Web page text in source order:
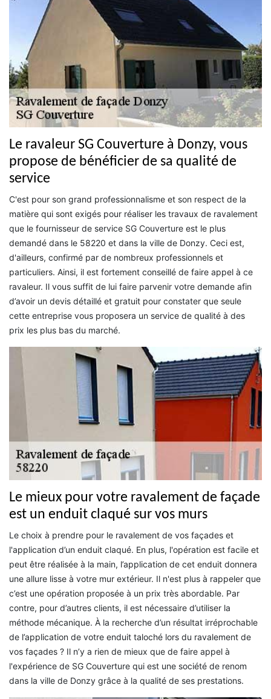
Le ravaleur SG Couverture à Donzy, vous
propose de bénéficier de sa qualité de
service
C'est pour son grand professionnalisme et son respect de la
matière qui sont exigés pour réaliser les travaux de ravalement
que le fournisseur de service SG Couverture est le plus
demandé dans le 58220 et dans la ville de Donzy. Ceci est,
d'ailleurs, confirmé par de nombreux professionnels et
particuliers. Ainsi, il est fortement conseillé de faire appel à ce
ravaleur. Il vous suffit de lui faire parvenir votre demande afin
d’avoir un devis détaillé et gratuit pour constater que seule
cette entreprise vous proposera un service de qualité à des
prix les plus bas du marché.
Le mieux pour votre ravalement de façade
est un enduit claqué sur vos murs
Le choix à prendre pour le ravalement de vos façades et
l'application d’un enduit claqué. En plus, l'opération est facile et
peut être réalisée à la main, l’application de cet enduit donnera
une allure lisse à votre mur extérieur. Il n'est plus à rappeler que
c’est une opération proposée à un prix très abordable. Par
contre, pour d’autres clients, il est nécessaire d’utiliser la
méthode mécanique. À la recherche d’un résultat irréprochable
de l’application de votre enduit taloché lors du ravalement de
vos façades ? Il n’y a rien de mieux que de faire appel à
l'expérience de SG Couverture qui est une société de renom
dans la ville de Donzy grâce à la qualité de ses prestations.